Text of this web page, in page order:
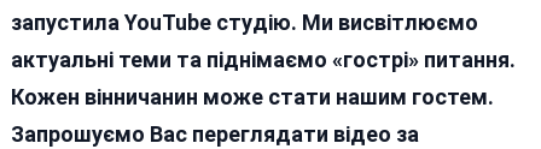
запустила YouTube студію. Ми висвітлюємо
актуальні теми та піднімаємо «гострі» питання.
Кожен вінничанин може стати нашим гостем.
Запрошуємо Вас переглядати відео за